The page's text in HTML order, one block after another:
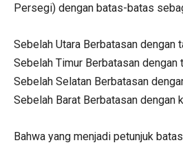
Persegi) dengan batas-batas
Sebelah Utara Berbatasan dengan
Sebelah Timur Berbatasan dengan
Sebelah Selatan Berbatasan
Sebelah Barat Berbatasan dengan
Bahwa yang menjadi petunjuk